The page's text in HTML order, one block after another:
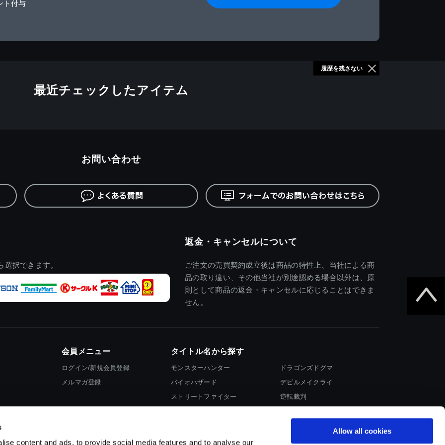
content and ads, to provide social media features and to analyse our
Allow all cookies
ト付与
最近チェックしたアイテム
履歴を残さない
択できます。
返金・キャンセルについて
ご注文の売買契約成立後は商品の特性上、当社による商
品の取り違い、その他当社が別途認める場合以外は、原
則として商品の返金・キャンセルに応じることはできま
せん。
お問い合わせ
会員メニュー
ログイン/新規会員登録
メルマガ登録
タイトル名から探す
モンスターハンター
バイオハザード
ストリートファイター
ドラゴンズドグマ
デビルメイクライ
逆転裁判